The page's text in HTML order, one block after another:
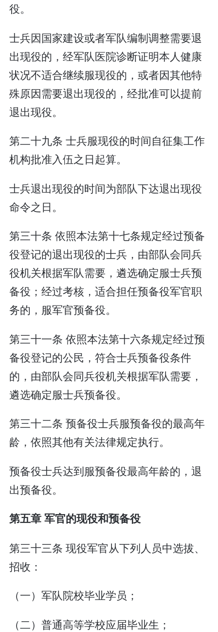
役。
士兵因国家建设或者军队编制调整需要退
出现役的，经军队医院诊断证明本人健康
状况不适合继续服现役的，或者因其他特
殊原因需要退出现役的，经批准可以提前
退出现役。
第二十九条 士兵服现役的时间自征集工作
机构批准入伍之日起算。
士兵退出现役的时间为部队下达退出现役
命令之日。
第三十条 依照本法第十七条规定经过预备
役登记的退出现役的士兵，由部队会同兵
役机关根据军队需要，遴选确定服士兵预
备役；经过考核，适合担任预备役军官职
务的，服军官预备役。
第三十一条 依照本法第十六条规定经过预
备役登记的公民，符合士兵预备役条件
的，由部队会同兵役机关根据军队需要，
遴选确定服士兵预备役。
第三十二条 预备役士兵服预备役的最高年
龄，依照其他有关法律规定执行。
预备役士兵达到服预备役最高年龄的，退
出预备役。
第五章 军官的现役和预备役
第三十三条 现役军官从下列人员中选拔、
招收：
（一）军队院校毕业学员；
（二）普通高等学校应届毕业生；